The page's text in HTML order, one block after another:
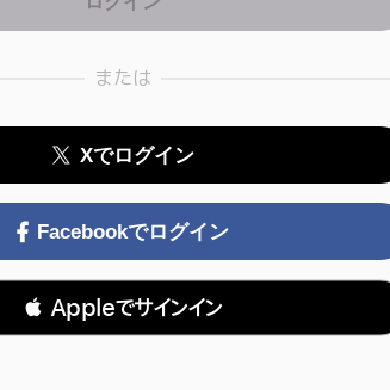
または
Xでログイン
Facebookでログイン
 Appleでサインイン